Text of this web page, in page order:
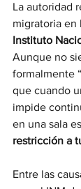
La autoridad
migratoria en
Instituto
Aunque no
formalmente
que cuando
impide
en una sala
restricción a
Entre las